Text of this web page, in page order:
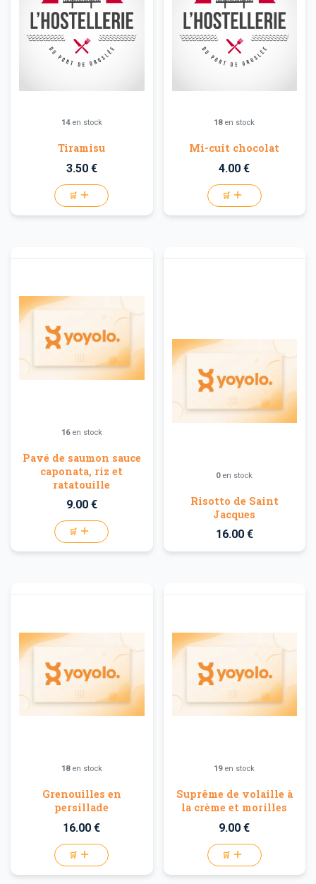
14en stock
Tiramisu
3.50 €
🛒
18en stock
Mi-cuit chocolat
4.00 €
🛒
16en stock
Pavé de saumon sauce
caponata, riz et
ratatouille
9.00 €
🛒
0en stock
Risotto de Saint
Jacques
16.00 €
18en stock
Grenouilles en
persillade
16.00 €
🛒
19en stock
Suprême de volaille à
la crème et morilles
9.00 €
🛒